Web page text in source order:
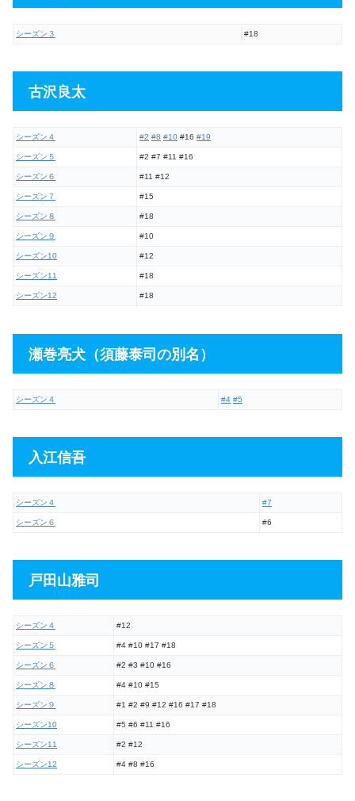
シーズン３ #18
古沢良太
シーズン４ #2 #8 #10 #16 #19
シーズン５ #2 #7 #11 #16
シーズン６ #11 #12
シーズン７ #15
シーズン８ #18
シーズン９ #10
シーズン10 #12
シーズン11 #18
シーズン12 #18
瀬巻亮犬（須藤泰司の別名）
シーズン４ #4 #5
入江信吾
シーズン４ #7
シーズン６ #6
戸田山雅司
シーズン４ #12
シーズン５ #4 #10 #17 #18
シーズン６ #2 #3 #10 #16
シーズン８ #4 #10 #15
シーズン９ #1 #2 #9 #12 #16 #17 #18
シーズン10 #5 #6 #11 #16
シーズン11 #2 #12
シーズン12 #4 #8 #16